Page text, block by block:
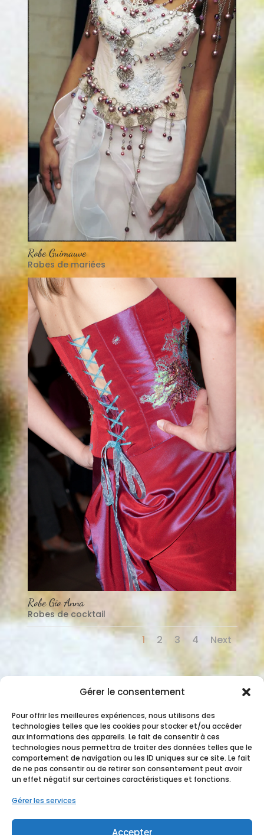
Gérer le consentement
Pour offrir les meilleures expériences, nous utilisons des
technologies telles que les cookies pour stocker et/ou accéder
aux informations des appareils. Le fait de consentir à ces
technologies nous permettra de traiter des données telles que le
comportement de navigation ou les ID uniques sur ce site. Le fait
de ne pas consentir ou de retirer son consentement peut avoir
un effet négatif sur certaines caractéristiques et fonctions.
Gérer les services
Accepter
Robe Guimauve
Robes de mariées
Robe Gio Anna
Robes de cocktail
1 2 3 4 Next